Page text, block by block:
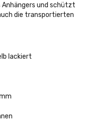
Anhängers und schützt
die transportierten
lackiert